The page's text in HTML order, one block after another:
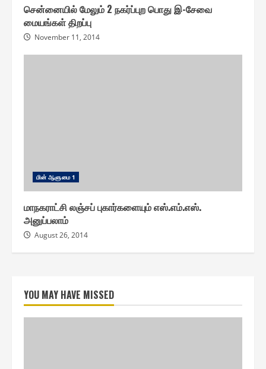
சென்னையில் மேலும் 2 நகர்ப்புற பொது இ-சேவை
மையங்கள் திறப்பு
November 11, 2014
மின் ஆளுமை 1
மாநகராட்சி லஞ்சப் புகார்களையும் எஸ்.எம்.எஸ்.
அனுப்பலாம்
August 26, 2014
YOU MAY HAVE MISSED